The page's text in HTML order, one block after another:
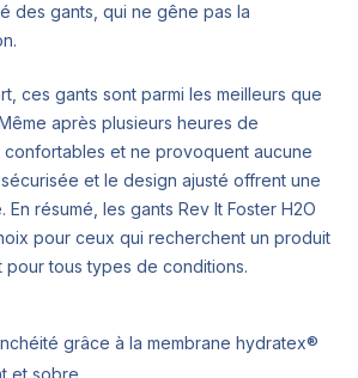
des gants, qui ne gêne pas la
ces gants sont parmi les meilleurs que
après plusieurs heures de
et ne provoquent aucune
et le design ajusté offrent une
résumé, les gants Rev It Foster H2O
pour ceux qui recherchent un produit
tous types de conditions.
grâce à la membrane hydratex®